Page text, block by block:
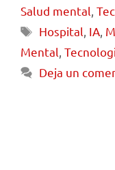
Salud mental
Hospital IA
Mental
Deja un